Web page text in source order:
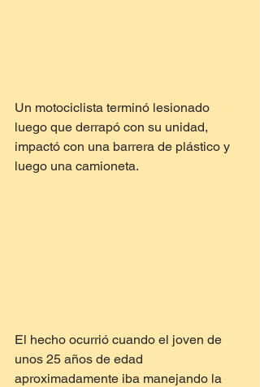
Un motociclista terminó lesionado
luego que derrapó con su unidad,
impactó con una barrera de plástico y
luego una camioneta.
El hecho ocurrió cuando el joven de
unos 25 años de edad
aproximadamente iba manejando la